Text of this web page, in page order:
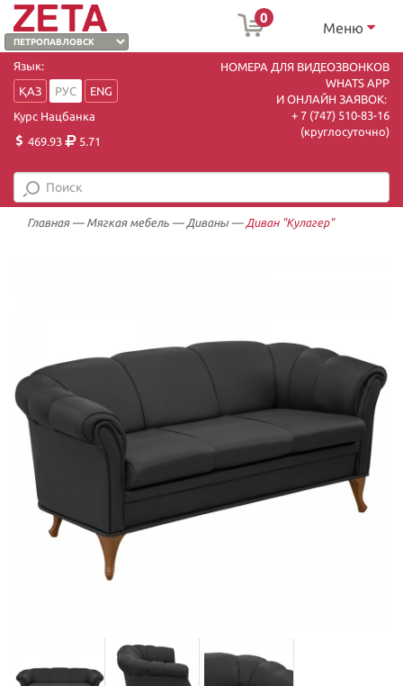
0
Меню
Язык:
ҚАЗ
РУС
ENG
Курс Нацбанка
469.93
5.71
НОМЕРА ДЛЯ ВИДЕОЗВОНКОВ
WHATS APP
И ОНЛАЙН ЗАЯВОК:
+ 7 (747) 510-83-16
(круглосуточно)
Главная— Мягкая мебель — Диваны — Диван "Кулагер"